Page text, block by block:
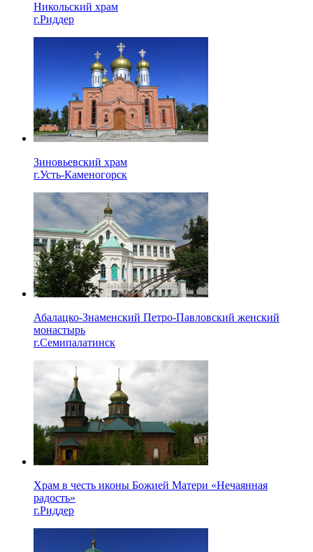
Никольский храм
г.Риддер
Зиновьевский храм
г.Усть-Каменогорск
Абалацко-Знаменский Петро-Павловский женский
монастырь
г.Семипалатинск
Храм в честь иконы Божией Матери «Нечаянная
радость»
г.Риддер